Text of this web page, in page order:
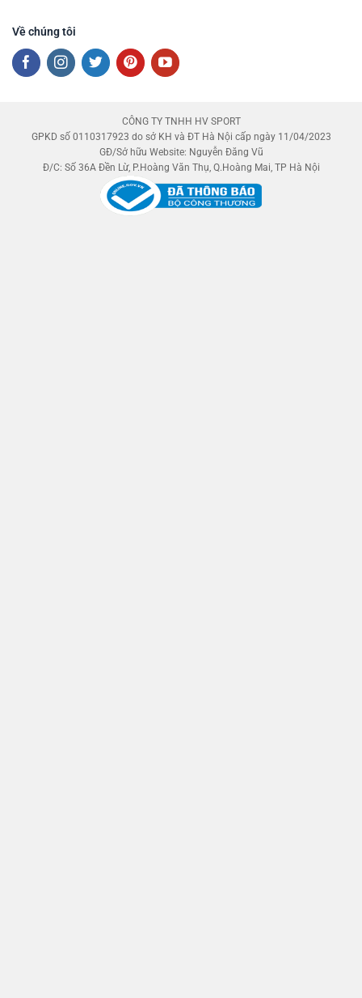
Về chúng tôi
CÔNG TY TNHH HV SPORT
GPKD số 0110317923 do sở KH và ĐT Hà Nội cấp ngày 11/04/2023
GĐ/Sở hữu Website: Nguyễn Đăng Vũ
Đ/C: Số 36A Đền Lừ, P.Hoàng Văn Thụ, Q.Hoàng Mai, TP Hà Nội